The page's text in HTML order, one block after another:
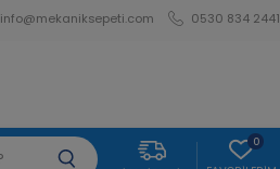
info@mekaniksepeti.com 0530 834 2441
0